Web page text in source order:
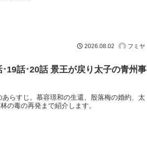
2026.08.02 フミヤ
19話･20話 景王が戻り太子の青州事
あらすじ。慕容璟和の生還、殷落梅の婚約、太
の毒の再発まで紹介します。